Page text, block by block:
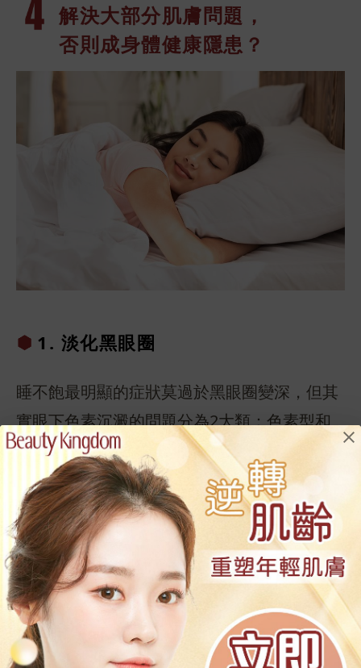
解決大部分肌膚問題，
否則成身體健康隱患？
1. 淡化黑眼圈
睡不飽最明顯的症狀莫過於黑眼圈變深，但其
實眼下色素沉澱的問題分為2大類：色素型和
血管型。色素型是最常見的，在黑色素顆粒囤
積在眼周肌膚後，先在眼下形成黑眼圈，色素
沉澱的日子久了眼部皮膚“黑化”的跡象會蔓延
到整個眼窩。而另一種則會在眼周靜脈血管血
流不順暢時，血液堆積在眼下生成除了黑灰顏
色以外的色素沉澱，極有可能是紫紅色的。但
若能保證美容覺品質，黑色素會隨著毒素一起
被排出體外，不會堆積在眼周促成無神無氣色